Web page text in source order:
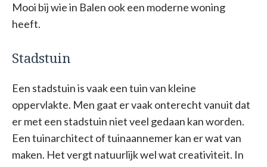
Mooi bij wie in Balen ook een moderne woning
heeft.
Stadstuin
Een stadstuin is vaak een tuin van kleine
oppervlakte. Men gaat er vaak onterecht vanuit dat
er met een stadstuin niet veel gedaan kan worden.
Een tuinarchitect of tuinaannemer kan er wat van
maken. Het vergt natuurlijk wel wat creativiteit. In